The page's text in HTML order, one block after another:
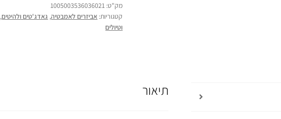
מק"ט: 1005003536036021
קטגוריות: אביזרים לאמבטיה, גאדג'טים ולהיטים,
וטיולים
תיאור